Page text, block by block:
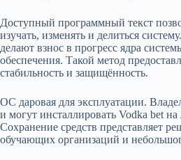
Доступный программный текст
изучать, изменять и делиться
делают взнос в прогресс ядра
обеспечения. Такой метод
стабильность и защищённость.
ОС даровая для эксплуатации.
и могут инсталлировать Vodka bet
Сохранение средств представляет
обучающих организаций и